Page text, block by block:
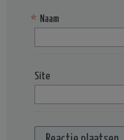
Naam
*
Site